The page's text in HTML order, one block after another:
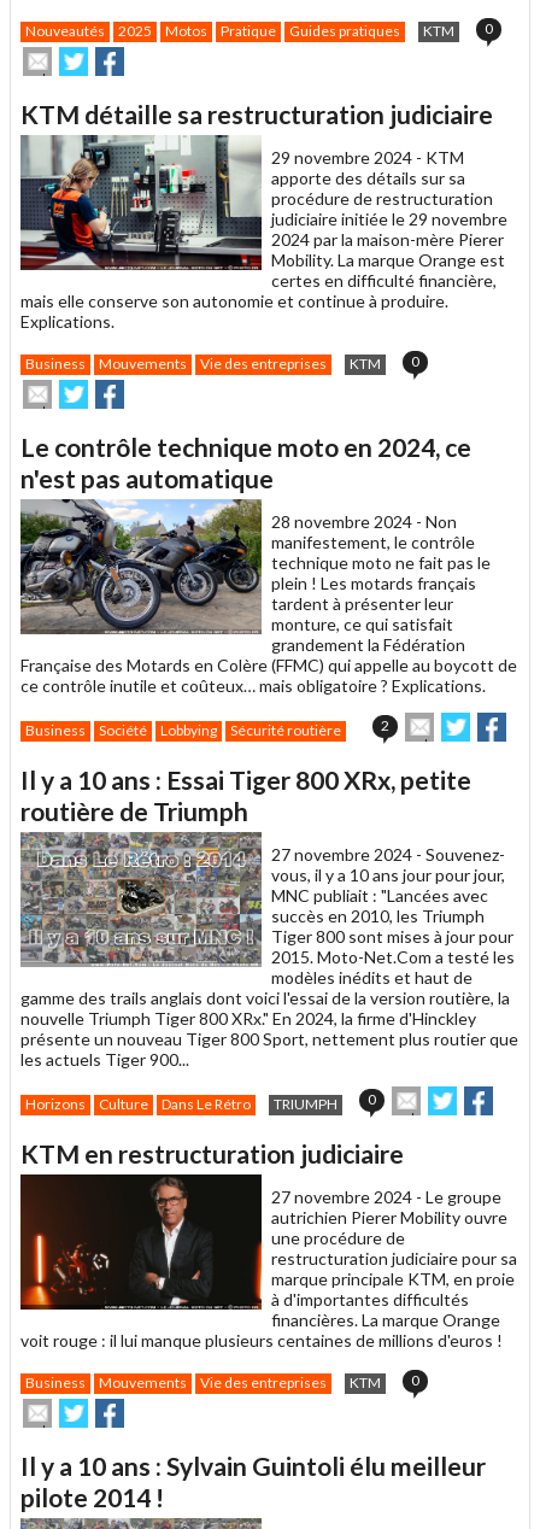
Nouveautés 2025 Motos Pratique Guides pratiques KTM 0
Envoyer
cet
à
un
Partager
sur
sur
KTM détaille sa restructuration judiciaire
29 novembre 2024 - KTM
apporte des détails sur sa
procédure de restructuration
judiciaire initiée le 29 novembre
2024 par la maison-mère Pierer
Mobility. La marque Orange est
certes en difficulté financière,
mais elle conserve son autonomie et continue à produire.
Explications.
Business Mouvements Vie des entreprises KTM 0
Envoyer
cet
à
un
ami
Partager
sur
sur
Le contrôle technique moto en 2024, ce
n'est pas automatique
28 novembre 2024 - Non
manifestement, le contrôle
technique moto ne fait pas le
plein ! Les motards français
tardent à présenter leur
monture, ce qui satisfait
grandement la Fédération
Française des Motards en Colère (FFMC) qui appelle au boycott de
ce contrôle inutile et coûteux… mais obligatoire ? Explications.
Business Société Lobbying Sécurité routière 2
Envoyer
cet
à
Partager
sur sur
Il y a 10 ans : Essai Tiger 800 XRx, petite
routière de Triumph
27 novembre 2024 - Souvenez-
vous, il y a 10 ans jour pour jour,
MNC publiait : "Lancées avec
succès en 2010, les Triumph
Tiger 800 sont mises à jour pour
2015. Moto-Net.Com a testé les
modèles inédits et haut de
gamme des trails anglais dont voici l'essai de la version routière, la
nouvelle Triumph Tiger 800 XRx." En 2024, la firme d'Hinckley
présente un nouveau Tiger 800 Sport, nettement plus routier que
les actuels Tiger 900...
Horizons Culture Dans Le Rétro TRIUMPH 0
Envoyer
cet
à
ami
Partager
sur sur
KTM en restructuration judiciaire
27 novembre 2024 - Le groupe
autrichien Pierer Mobility ouvre
une procédure de
restructuration judiciaire pour sa
marque principale KTM, en proie
à d'importantes difficultés
financières. La marque Orange
voit rouge : il lui manque plusieurs centaines de millions d'euros !
Business Mouvements Vie des entreprises KTM 0
Envoyer
cet
un
ami
Partager
sur
sur
Il y a 10 ans : Sylvain Guintoli élu meilleur
pilote 2014 !